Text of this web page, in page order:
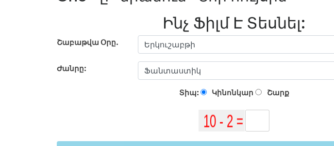
Ինչ Ֆիլմ Է Տեսնել:
Շաբաթվա Օրը.
Ժանրը:
Տիպ: Կինոնկար Շարք